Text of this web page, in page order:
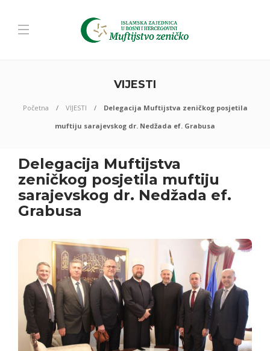
VIJESTI
Početna VIJESTI
Delegacija Muftijstva zeničkog posjetila
muftiju sarajevskog dr. Nedžada ef. Grabusa
Delegacija Muftijstva
zeničkog posjetila muftiju
sarajevskog dr. Nedžada ef.
Grabusa